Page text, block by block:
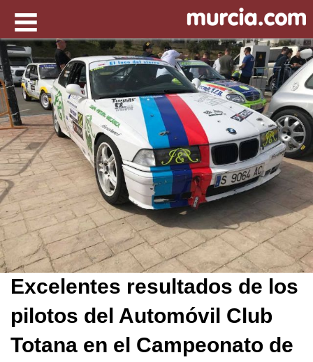
Excelentes resultados de los
pilotos del Automóvil Club
Totana en el Campeonato de